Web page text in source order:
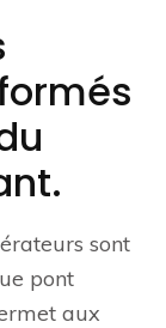
sont
pont
aux